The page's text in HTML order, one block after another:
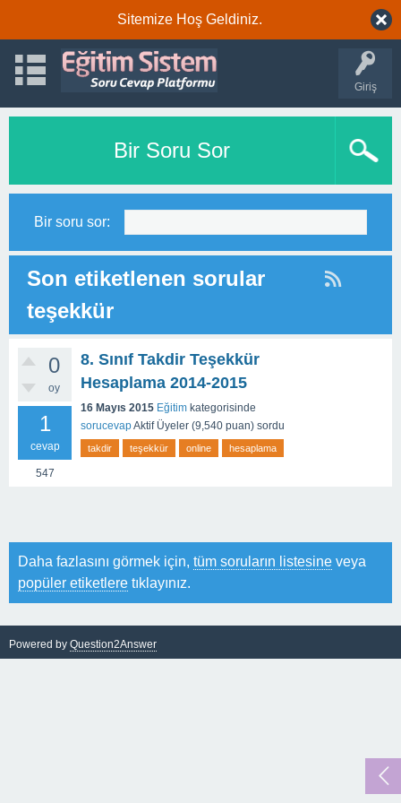
Sitemize Hoş Geldiniz.
Giriş
Bir Soru Sor
Bir soru sor:
Son etiketlenen sorular
teşekkür
0
oy
1
cevap
547
8. Sınıf Takdir Teşekkür
Hesaplama 2014-2015
16 Mayıs 2015 Eğitim kategorisinde
sorucevapAktif Üyeler (9,540 puan) sordu
takdir teşekkür online hesaplama
Daha fazlasını görmek için, tüm soruların listesine veya
popüler etiketlere tıklayınız.
Powered by Question2Answer